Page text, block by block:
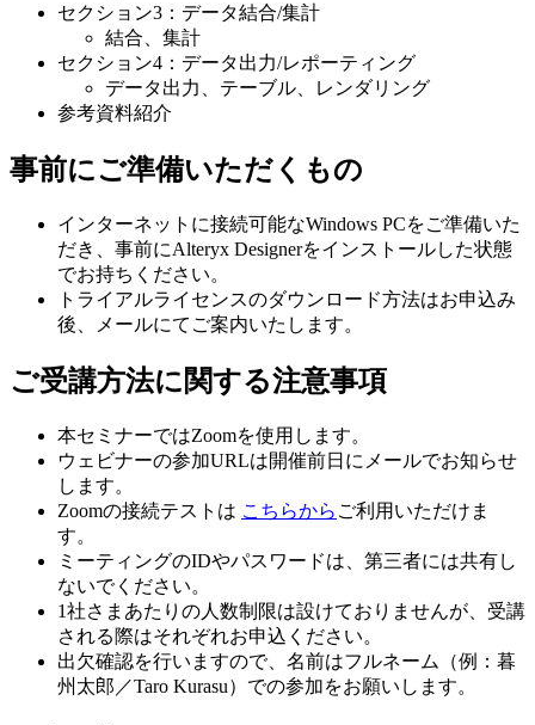
セクション3：データ結合/集計
結合、集計
セクション4：データ出力/レポーティング
データ出力、テーブル、レンダリング
参考資料紹介
事前にご準備いただくもの
インターネットに接続可能なWindows PCをご準備いた
だき、事前にAlteryx Designerをインストールした状態
でお持ちください。
トライアルライセンスのダウンロード方法はお申込み
後、メールにてご案内いたします。
ご受講方法に関する注意事項
本セミナーではZoomを使用します。
ウェビナーの参加URLは開催前日にメールでお知らせ
します。
Zoomの接続テストは こちらから ご利用いただけま
す。
ミーティングのIDやパスワードは、第三者には共有し
ないでください。
1社さまあたりの人数制限は設けておりませんが、受講
される際はそれぞれお申込ください。
出欠確認を行いますので、名前はフルネーム（例：暮
州太郎／Taro Kurasu）での参加をお願いします。